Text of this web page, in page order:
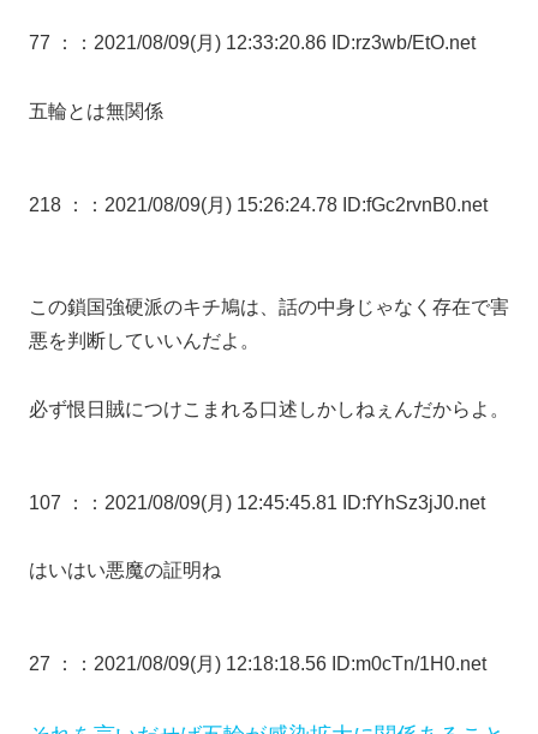
77 ： ：2021/08/09(月) 12:33:20.86 ID:rz3wb/EtO.net
五輪とは無関係
218 ： ：2021/08/09(月) 15:26:24.78 ID:fGc2rvnB0.net
この鎖国強硬派のキチ鳩は、話の中身じゃなく存在で害
悪を判断していいんだよ。
必ず恨日賊につけこまれる口述しかしねぇんだからよ。
107 ： ：2021/08/09(月) 12:45:45.81 ID:fYhSz3jJ0.net
はいはい悪魔の証明ね
27 ： ：2021/08/09(月) 12:18:18.56 ID:m0cTn/1H0.net